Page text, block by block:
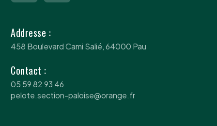
Addresse :
458 Boulevard Cami Salié, 64000 Pau
Contact :
05 59 82 93 46
pelote.section-paloise@orange.fr